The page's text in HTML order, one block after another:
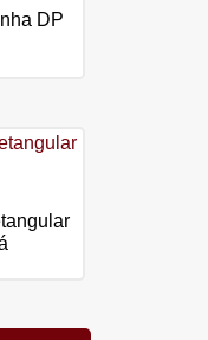
DP